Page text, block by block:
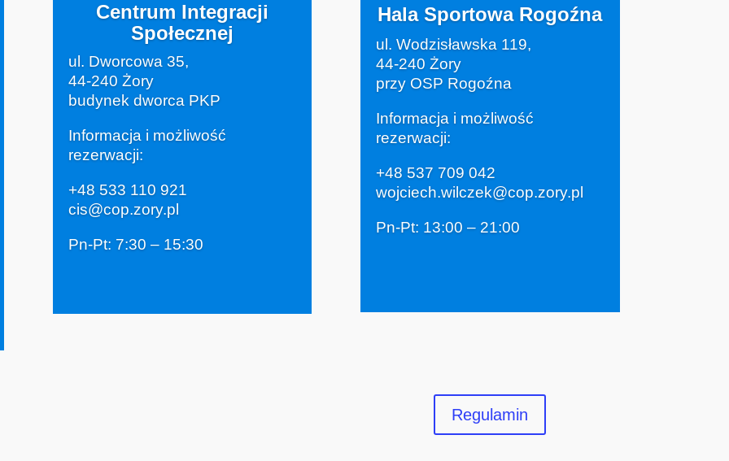
Centrum Integracji
Społecznej
ul. Dworcowa 35,
44-240 Żory
budynek dworca PKP
Informacja i możliwość
rezerwacji:
+48 533 110 921
cis@cop.zory.pl
Pn-Pt: 7:30 – 15:30
Hala Sportowa Rogoźna
ul. Wodzisławska 119,
44-240 Żory
przy OSP Rogoźna
Informacja i możliwość
rezerwacji:
+48 537 709 042
wojciech.wilczek@cop.zory.pl
Pn-Pt: 13:00 – 21:00
Regulamin